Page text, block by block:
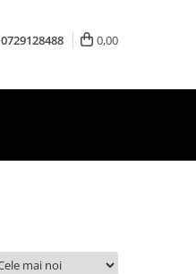
0729128488 0,00